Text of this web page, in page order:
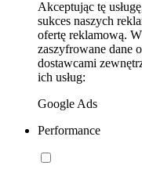
Akceptując tę
sukces naszych
ofertę reklamową.
zaszyfrowane dane
dostawcami
ich usług:
Google Ads
Performance